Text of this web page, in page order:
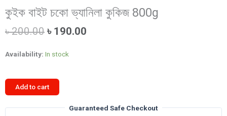
কুইক বাইট চকো ভ্যানিলা কুকিজ 800g
৳200.00 Original
was:
৳ 190.00
Availability: In stock
কুইক
বাইট
ভ্যানিলা
Add to cart
Guaranteed Safe Checkout